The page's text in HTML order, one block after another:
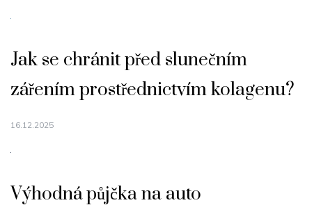
Jak se chránit před slunečním
zářením prostřednictvím kolagenu?
16.12.2025
Výhodná půjčka na auto